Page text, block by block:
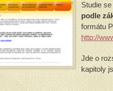
Studie
podle
formátu
http://
Jde o
kapitoly